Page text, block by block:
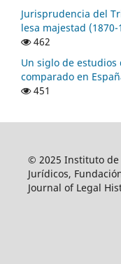
Jurisprudencia del
lesa majestad (1870-
462
Un siglo de
comparado en
451
© 2025 Instituto de
Jurídicos,
Journal of Legal